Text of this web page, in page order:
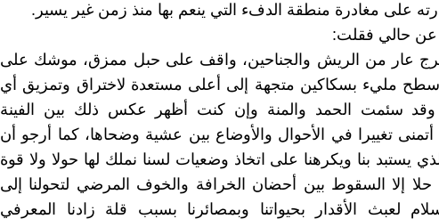
على مغادرة منطقة الدفء التي ينعم بها منذ زمن غير يسير.
عن حالي فقلت:
عار من الريش والجناحين، واقف على حبل ممزق، موشك على
مليء بسكاكين متجهة إلى أعلى مستعدة لاختراق وتمزيق أي
سئمت الحمد والمنة وإن كنت أظهر عكس ذلك بين الفينة
أتمنى تغييرا في الأحوال والأوضاع بين عشية وضحاها، كما أرجو أن
يستبد بنا ويكرهنا على اتخاذ وضعيات لسنا نملك لها حولا ولا قوة
حلا إلا السقوط بين أحضان الخرافة والخوف المرضي لتحولنا إلى
لعبث الأقدار بحيواتنا وبمصائرنا بسبب قلة زادنا المعرفي